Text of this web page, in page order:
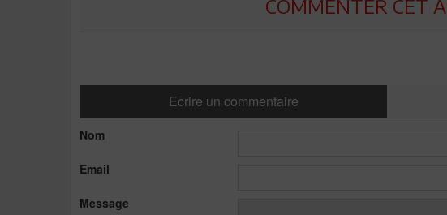
COMMENTER CET
Ecrire un commentaire
Nom
Email
Message